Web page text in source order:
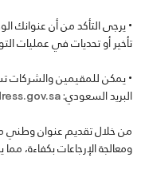
• يرجى التأكد من أن
تأخير أو تحديات في عمليات
• يمكن للمقيمين والشركات
البريد السعودي:
من خلال تقديم عنوان وطني
ومعالجة الإرجاعات بكفاءة،